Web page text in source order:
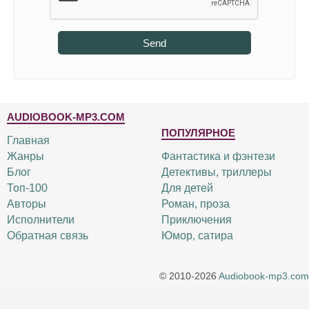
Send
AUDIOBOOK-MP3.COM
Главная
Жанры
Блог
Топ-100
Авторы
Исполнители
Обратная связь
ПОПУЛЯРНОЕ
Фантастика и фэнтези
Детективы, триллеры
Для детей
Роман, проза
Приключения
Юмор, сатира
© 2010-2026 Audiobook-mp3.com